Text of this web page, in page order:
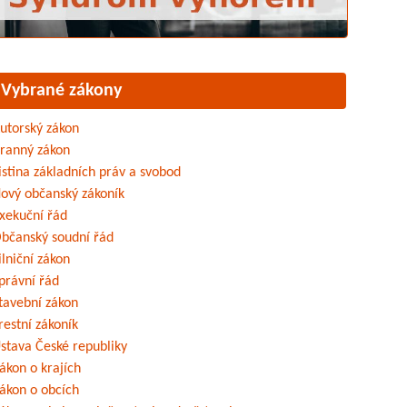
Vybrané zákony
zákon
zákon
základních práv a svobod
občanský zákoník
řád
soudní řád
zákon
řád
zákon
zákoník
České republiky
o krajích
o obcích